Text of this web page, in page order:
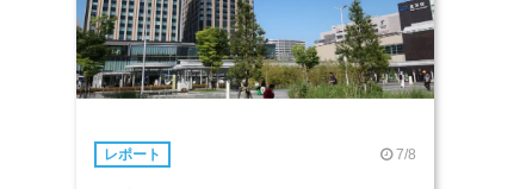
レポート 7/8